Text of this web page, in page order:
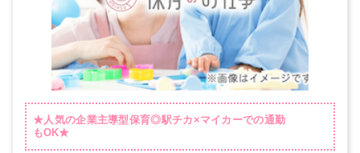
★人気の企業主導型保育◎駅チカ×マイカーでの通勤
もOK★